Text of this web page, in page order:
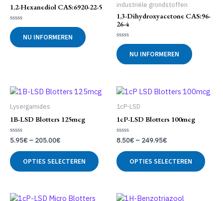
1,2-Hexanediol CAS:6920-22-5
Gewaardeerd
0
uit
5
NU INFORMEREN
industriële grondstoffen
1,3-Dihydroxyacetone CAS:96-
26-4
Gewaardeerd
0
uit
5
NU INFORMEREN
Lysergamides
1B-LSD Blotters 125mcg
Gewaardeerd
0
uit
5
5.95€ – 205.00€
OPTIES SELECTEREN
product
variaties.
1cP-LSD
1cP-LSD Blotters 100mcg
Gewaardeerd
0
uit
5
8.50€ – 249.95€
OPTIES SELECTEREN